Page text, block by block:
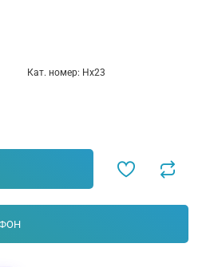
Кат. номер: Hx23